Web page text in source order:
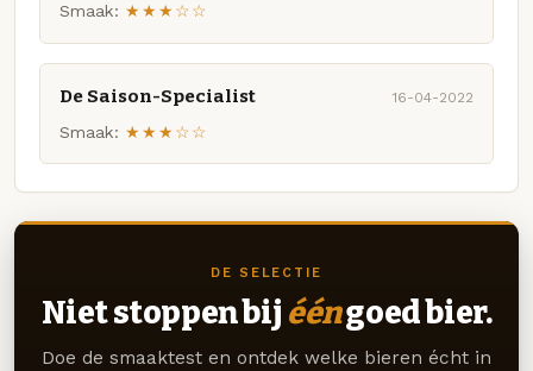
Smaak: ★★★☆☆
De Saison-Specialist 16-04-2022
Smaak: ★★★☆☆
DE SELECTIE
Niet stoppen bij ééngoed bier.
Doe de smaaktest en ontdek welke bieren écht in